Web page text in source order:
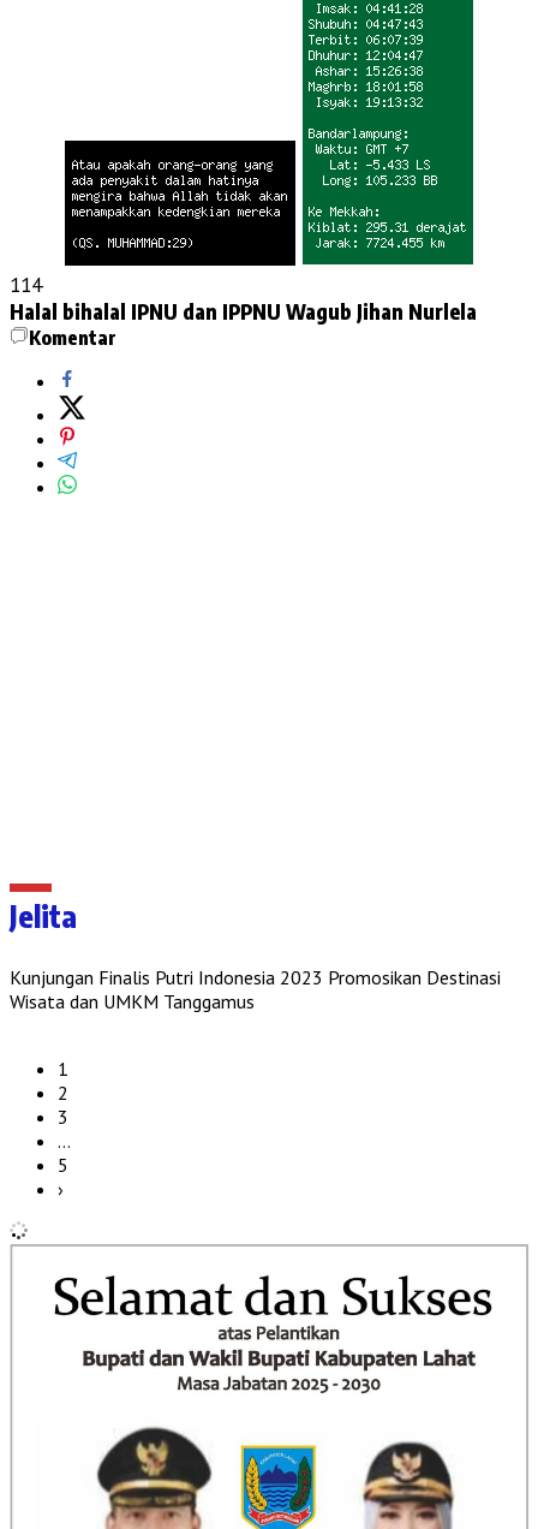
114
Halal bihalal IPNU dan IPPNU Wagub Jihan Nurlela
Komentar
Jelita
Kunjungan Finalis Putri Indonesia 2023 Promosikan Destinasi
Wisata dan UMKM Tanggamus
1
2
3
…
5
›